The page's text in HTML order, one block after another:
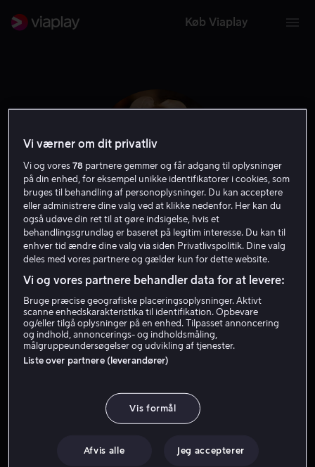
Køb Viaplay
Florence Clery
Vi værner om dit privatliv
Vi og vores78 partnere gemmer og får adgang til oplysninger
på din enhed, for eksempel unikke identifikatorer i cookies, som
bruges til behandling af personoplysninger. Du kan acceptere
eller administrere dine valg ved at klikke nedenfor. Her kan du
også udøve din ret til at gøre indsigelse, hvis et
behandlingsgrundlag er baseret på legitim interesse. Du kan til
enhver tid ændre dine valg via siden Privatlivspolitik. Dine valg
deles med vores partnere og gælder kun for dette website.
Vi og vores partnere behandler data for at levere:
Bruge præcise geografiske placeringsoplysninger. Aktivt
scanne enhedskarakteristika til identifikation. Opbevare
og/eller tilgå oplysninger på en enhed. Tilpasset annoncering
og indhold, annoncerings- og indholdsmåling,
målgruppeundersøgelser og udvikling af tjenester.
Liste over partnere (leverandører)
Vis formål
Afvis alle Jeg accepterer